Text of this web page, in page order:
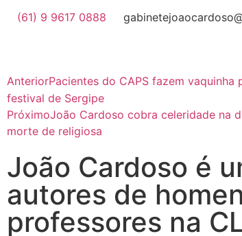
(61) 9 9617 0888
AnteriorPacientes do CAPS fazem
festival de Sergipe
PróximoJoão Cardoso cobra celeridade na
morte de religiosa
João Cardoso é
autores de
professores na